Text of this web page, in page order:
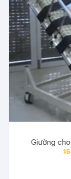
Giường